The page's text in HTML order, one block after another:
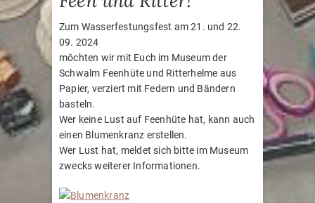
Zum Wasserfestungsfest am 21. und 22.
09. 2024
möchten wir mit Euch im Museum der
Schwalm Feenhüte und Ritterhelme aus
Papier, verziert mit Federn und Bändern
basteln.
Wer keine Lust auf Feenhüte hat, kann auch
einen Blumenkranz erstellen.
Wer Lust hat, meldet sich bitte im Museum
zwecks weiterer Informationen.